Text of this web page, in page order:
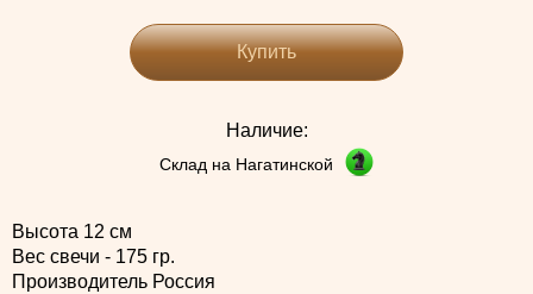
Купить
Наличие:
Склад на Нагатинской
Высота 12 см
Вес свечи - 175 гр.
Производитель Россия